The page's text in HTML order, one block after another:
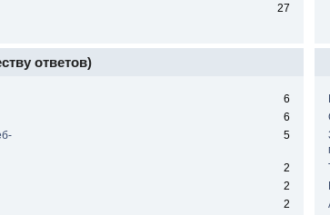
27
ответов)
6
6
5
2
2
2